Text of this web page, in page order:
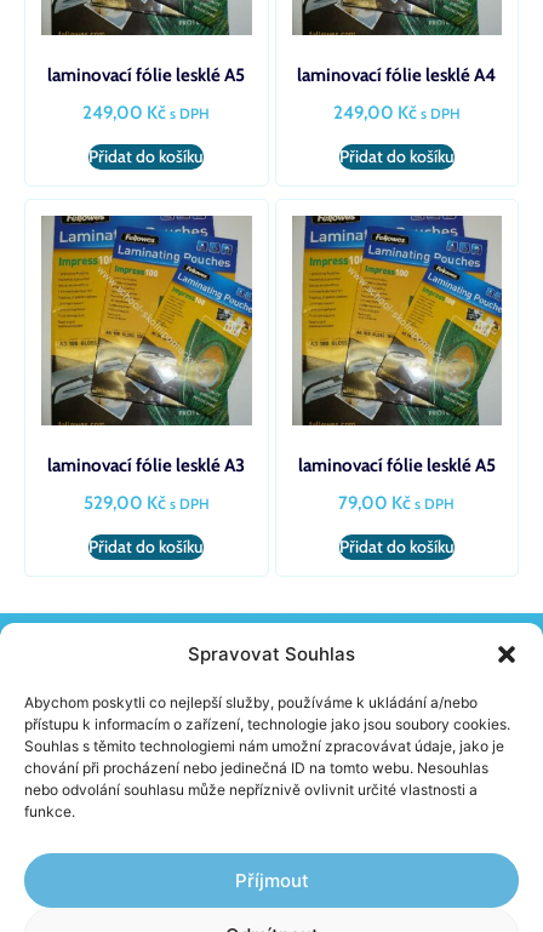
Spravovat Souhlas
Abychom poskytli co nejlepší služby, používáme k ukládání a/nebo
přístupu k informacím o zařízení, technologie jako jsou soubory cookies.
Souhlas s těmito technologiemi nám umožní zpracovávat údaje, jako je
chování při procházení nebo jedinečná ID na tomto webu. Nesouhlas
nebo odvolání souhlasu může nepříznivě ovlivnit určité vlastnosti a
funkce.
Příjmout
laminovací fólie lesklé A5
249,00 Kč s DPH
Přidat do košíku
laminovací fólie lesklé A4
249,00 Kč s DPH
Přidat do košíku
laminovací fólie lesklé A3
529,00 Kč s DPH
Přidat do košíku
laminovací fólie lesklé A5
79,00 Kč s DPH
Přidat do košíku
(+420) 603 230 152
info@school-skolnipomucky.cz
O FIRMĚ
Aktuality
Ochrana osobních údajů